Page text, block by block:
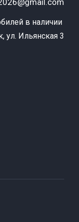
в наличии
ул. Ильянская 3